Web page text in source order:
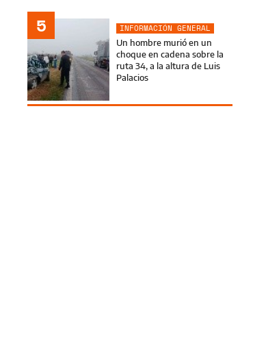
5
INFORMACIÓN GENERAL
Un hombre murió en un
choque en cadena sobre la
ruta 34, a la altura de Luis
Palacios